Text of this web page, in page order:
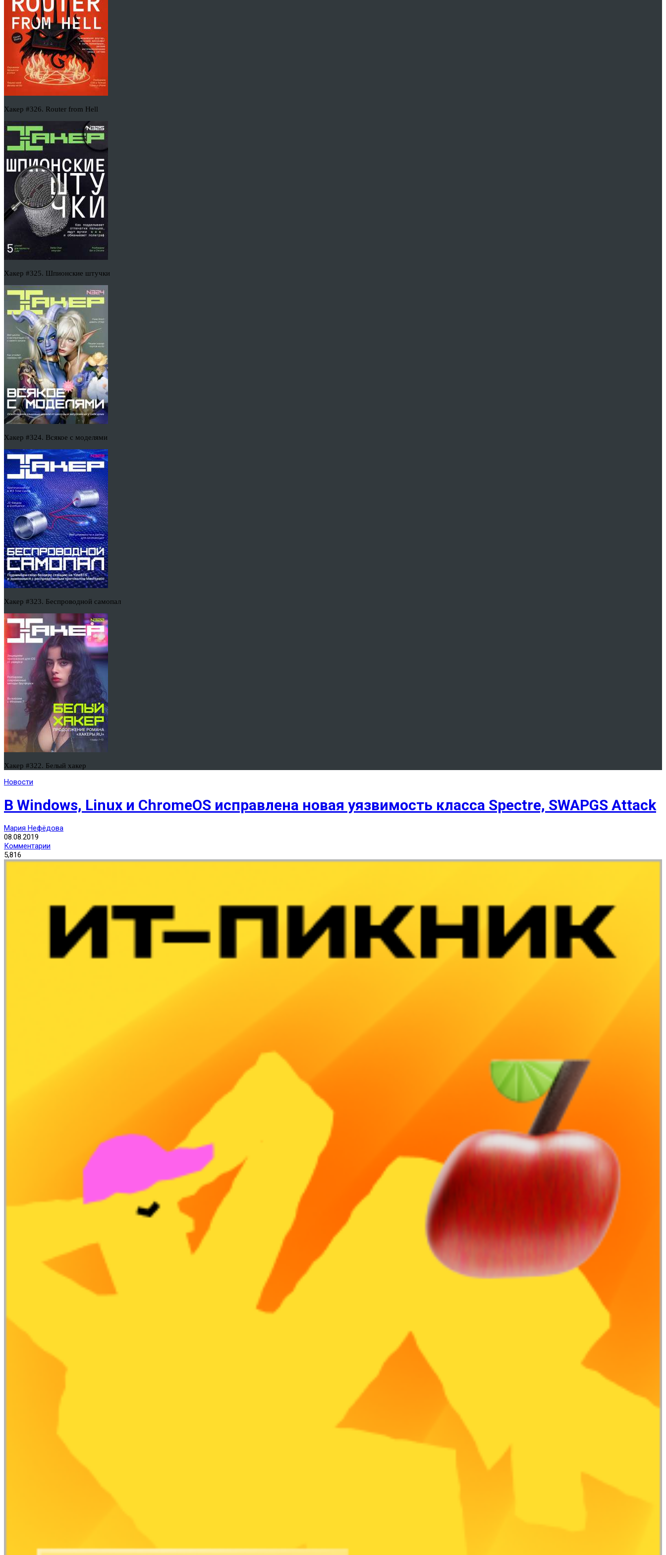
Хакер #326. Router from Hell
Хакер #325. Шпионские штучки
Хакер #324. Всякое с моделями
Хакер #323. Беспроводной самопал
Хакер #322. Белый хакер
Новости
В Windows, Linux и ChromeOS исправлена новая уязвимость класса Spectre, SWAPGS Attack
Мария Нефёдова
08.08.2019
Комментарии
5,816